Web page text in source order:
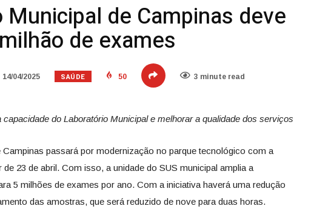
Municipal de Campinas deve
de exames
14/04/2025 SAÚDE 50 3 minute read
do Laboratório Municipal e melhorar a qualidade dos serviços
passará por modernização no parque tecnológico com a
23 de abril. Com isso, a unidade do SUS municipal amplia a
5 milhões de exames por ano. Com a iniciativa haverá uma redução
das amostras, que será reduzido de nove para duas horas.